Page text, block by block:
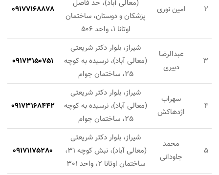
2 امین نوری
(معالی آباد)، حد فاصل
پزشکان و دوستان، ساختمان
اوتانا 1، واحد 506
09177168878
3
عبدالرضا
دبیری
شیراز، بلوار دکتر شریعتی
(معالی آباد)، نرسیده به کوچه
25، ساختمان جوام
09173150751
4
سهراب
اژدهاکش
شیراز، بلوار دکتر شریعتی
(معالی آباد)، نرسیده به کوچه
25، ساختمان جوام
09173168442
5
محمد
جاودانی
شیراز، بلوار دکتر شریعتی
(معالی آباد)، نبش کوچه 31،
ساختمان اوتانا 2، واحد 301
09171175280